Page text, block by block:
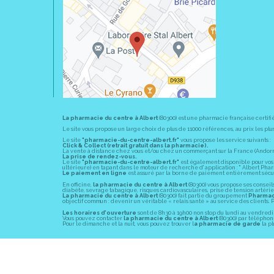
La pharmacie du centre à Albert(80300) est une pharmacie française
Le site vous propose un large choix de plus de 11000 références, au prix les
Le site "pharmacie-du-centre-albert.fr" vous propose les service suivants :
Click & Collect (retrait gratuit dans la pharmacie).
La vente à distance chez vous et/ou chez un commerçant sur la France
La prise de rendez-vous.
Le site "pharmacie-du-centre-albert.fr" est également disponible pour vos
ultérieure) en tapant dans le moteur de recherche d' application : " Albert
Le paiement en ligne est assuré par la borne de paiement entièrement
En officine, la pharmacie du centre à Albert(80300) vous propose ses
diabète, sevrage tabagique, risques cardiovasculaires, prise de tension
La pharmacie du centre à Albert(80300) fait partie du groupement
objectif commun : devenir un véritable « relais santé » au service des clients.
Les horaires d'ouverture sont de 8h30 à 19h00 non stop du lundi au
Vous pouvez contacter la pharmacie du centre à Albert(80300) par
Pour le dimanche et la nuit, vous pouvez trouver la pharmacie de garde la